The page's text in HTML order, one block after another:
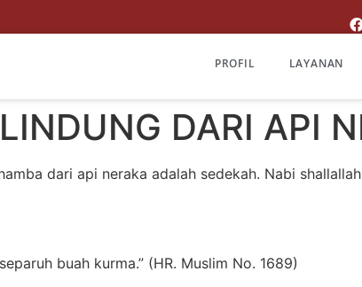
PROFIL LAYANAN
DARI API
dari api neraka adalah sedekah. Nabi
buah kurma.” (HR. Muslim No. 1689)